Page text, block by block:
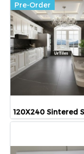
Pre-Order